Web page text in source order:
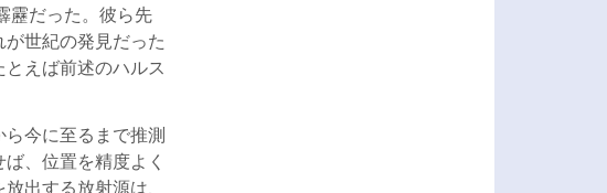
靂だった。彼ら先
世紀の発見だった
えば前述のハルス
今に至るまで推測
、位置を精度よく
出する放射源は、